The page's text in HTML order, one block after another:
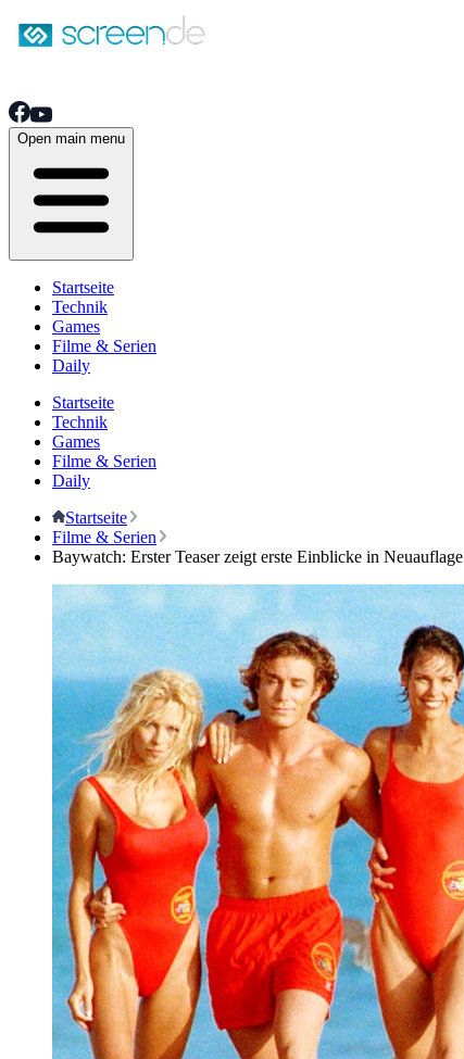
Open main menu
Startseite
Technik
Games
Filme & Serien
Daily
Startseite
Technik
Games
Filme & Serien
Daily
Startseite
Filme & Serien
Baywatch: Erster Teaser zeigt erste Einblicke in Neuauflage